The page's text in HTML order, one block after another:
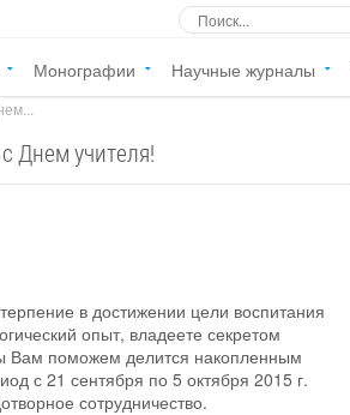
Монографии Научные журналы
Днем учителя!
в достижении цели воспитания
опыт, владеете секретом
Вам поможем делится накопленным
с 21 сентября по 5 октября 2015 г.
сотрудничество.